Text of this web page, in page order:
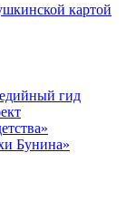
картой
гид
Бунина»